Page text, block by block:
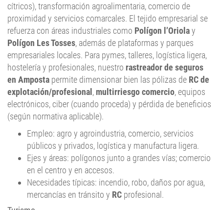
cítricos), transformación agroalimentaria, comercio de
proximidad y servicios comarcales. El tejido empresarial se
refuerza con áreas industriales como Polígon l’Oriolay
Polígon Les Tosses, además de plataformas y parques
empresariales locales. Para pymes, talleres, logística ligera,
hostelería y profesionales, nuestro rastreador de seguros
en Amposta permite dimensionar bien las pólizas de RC de
explotación/profesional , multirriesgo comercio, equipos
electrónicos, ciber (cuando proceda) y pérdida de beneficios
(según normativa aplicable).
Empleo: agro y agroindustria, comercio, servicios
públicos y privados, logística y manufactura ligera.
Ejes y áreas: polígonos junto a grandes vías; comercio
en el centro y en accesos.
Necesidades típicas: incendio, robo, daños por agua,
mercancías en tránsito y RC profesional.